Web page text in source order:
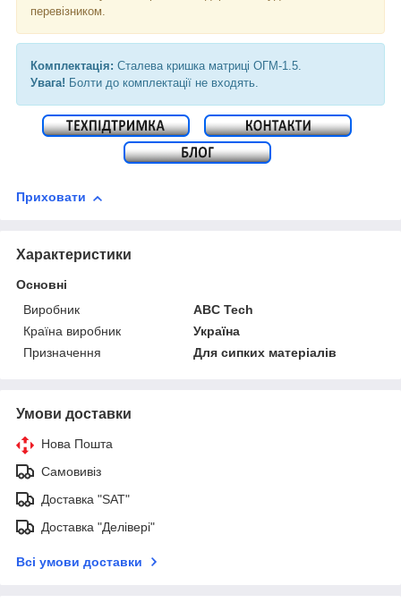
перевізником.
Комплектація: Сталева кришка матриці ОГМ-1.5.
Увага! Болти до комплектації не входять.
Приховати
Характеристики
Основні
Виробник
ABC Tech
Країна виробник
Україна
Призначення
Для сипких матеріалів
Умови доставки
Нова Пошта
Самовивіз
Доставка "SAT"
Доставка "Делівері"
Всі умови доставки